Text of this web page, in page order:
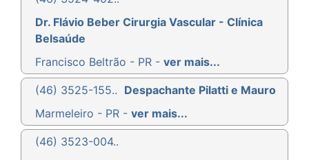
Dr. Flávio Beber Cirurgia Vascular - Clínica
Belsaúde
Francisco Beltrão - PR - ver mais...
(46) 3525-155.. Despachante Pilatti e Mauro
Marmeleiro - PR - ver mais...
(46) 3523-004..